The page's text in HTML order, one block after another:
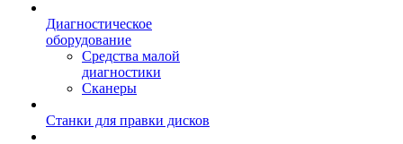
Диагностическое
оборудование
Средства малой
диагностики
Сканеры
Станки для правки дисков